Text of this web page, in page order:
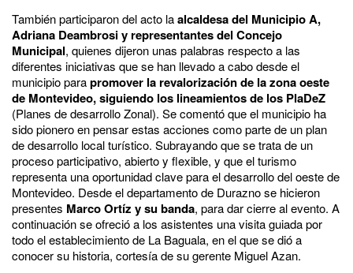
También participaron del acto laalcaldesa del Municipio A,
Adriana Deambrosi y representantes del Concejo
Municipal, quienes dijeron unas palabras respecto a las
diferentes iniciativas que se han llevado a cabo desde el
municipio parapromover la revalorización de la zona oeste
de Montevideo, siguiendo los lineamientos de los PlaDeZ
(Planes de desarrollo Zonal). Se comentó que el municipio ha
sido pionero en pensar estas acciones como parte de un plan
de desarrollo local turístico. Subrayando que se trata de un
proceso participativo, abierto y flexible, y que el turismo
representa una oportunidad clave para el desarrollo del oeste de
Montevideo. Desde el departamento de Durazno se hicieron
presentes Marco Ortíz y su banda, para dar cierre al evento. A
continuación se ofreció a los asistentes una visita guiada por
todo el establecimiento de La Baguala, en el que se dió a
conocer su historia, cortesía de su gerente Miguel Azan.